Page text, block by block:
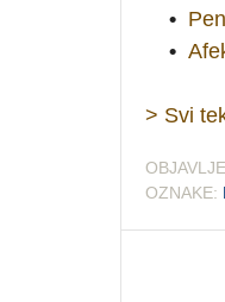
•
•
> Svi
OZNAKE: